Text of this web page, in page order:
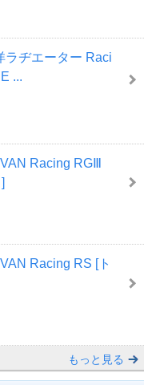
ラヂエーター Raci
...
Racing RGⅢ
Racing RS [ト
もっと見る